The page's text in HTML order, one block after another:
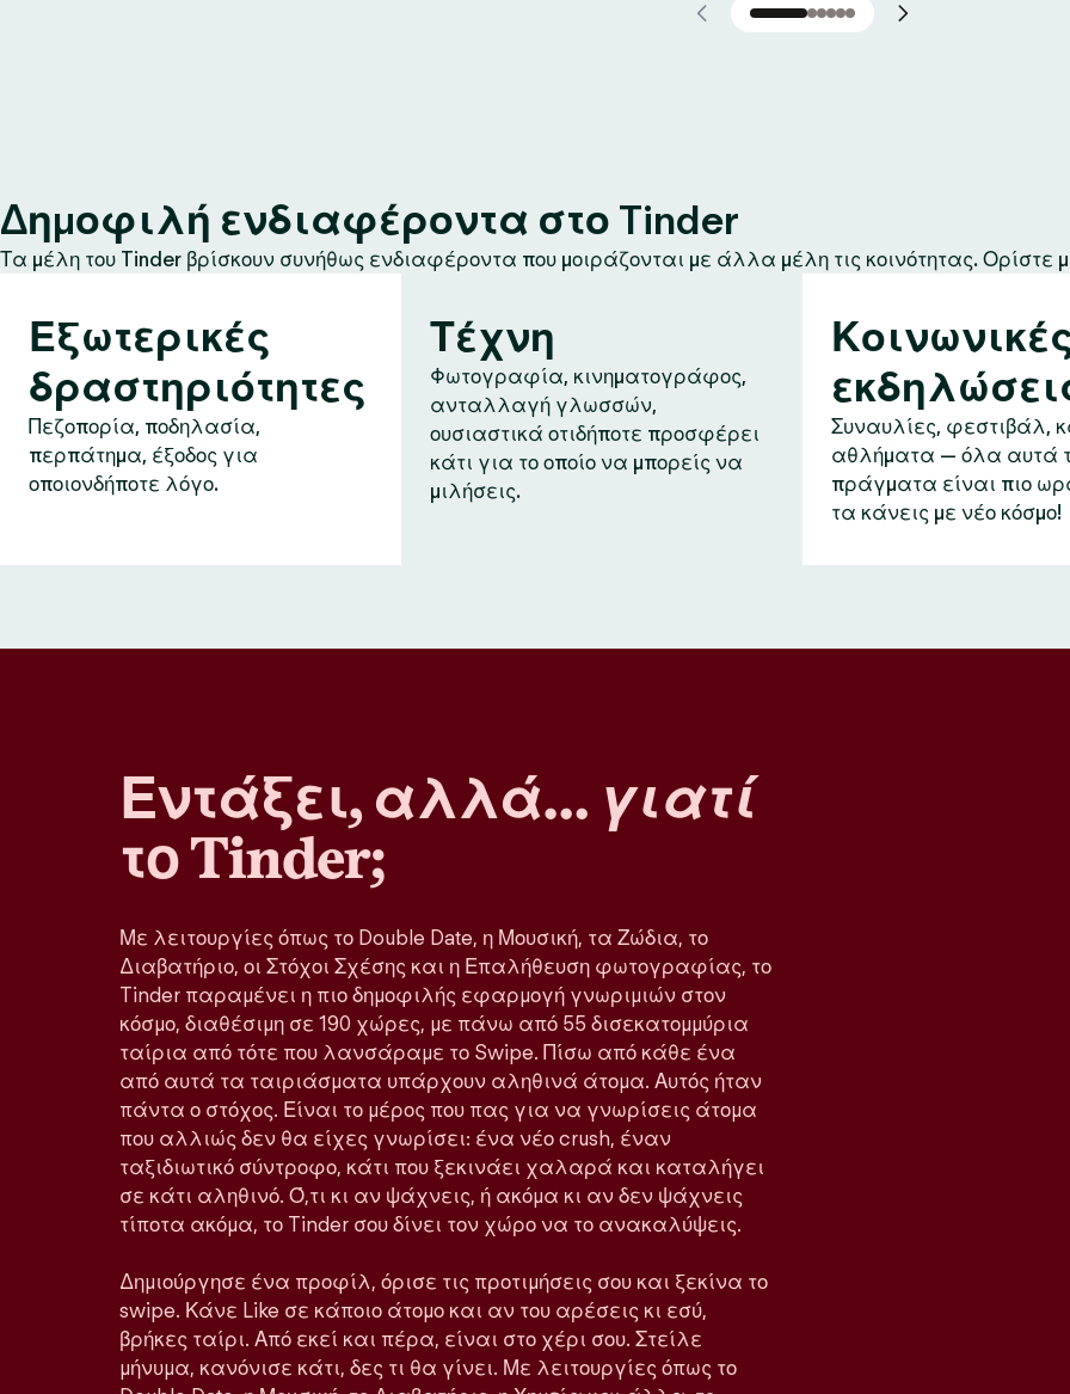
Δημοφιλή ενδιαφέροντα στο Tinder
Τα μέλη του Tinder βρίσκουν συνήθως ενδιαφέροντα που μοιράζονται με άλλα μέλη τις κοινότητας. Ορίστε
Εξωτερικές
δραστηριότητες
Πεζοπορία, ποδηλασία,
περπάτημα, έξοδος για
οποιονδήποτε λόγο.
Τέχνη
Φωτογραφία, κινηματογράφος,
ανταλλαγή γλωσσών,
ουσιαστικά οτιδήποτε προσφέρει
κάτι για το οποίο να μπορείς να
μιλήσεις.
Συναυλίες, φεστιβάλ,
αθλήματα — όλα αυτά
πράγματα είναι πιο
τα κάνεις με νέο κόσμο!
Εντάξει, αλλά…γιατί
το Tinder;
Με λειτουργίες όπως το Double Date, η Μουσική, τα Ζώδια, το
Διαβατήριο, οι Στόχοι Σχέσης και η Επαλήθευση φωτογραφίας, το
Tinder παραμένει η πιο δημοφιλής εφαρμογή γνωριμιών στον
κόσμο, διαθέσιμη σε 190 χώρες, με πάνω από 55 δισεκατομμύρια
ταίρια από τότε που λανσάραμε το Swipe. Πίσω από κάθε ένα
από αυτά τα ταιριάσματα υπάρχουν αληθινά άτομα. Αυτός ήταν
πάντα ο στόχος. Είναι το μέρος που πας για να γνωρίσεις άτομα
που αλλιώς δεν θα είχες γνωρίσει: ένα νέο crush, έναν
ταξιδιωτικό σύντροφο, κάτι που ξεκινάει χαλαρά και καταλήγει
σε κάτι αληθινό. Ό,τι κι αν ψάχνεις, ή ακόμα κι αν δεν ψάχνεις
τίποτα ακόμα, το Tinder σου δίνει τον χώρο να το ανακαλύψεις.
Δημιούργησε ένα προφίλ, όρισε τις προτιμήσεις σου και ξεκίνα το
swipe. Κάνε Like σε κάποιο άτομο και αν του αρέσεις κι εσύ,
βρήκες ταίρι. Από εκεί και πέρα, είναι στο χέρι σου. Στείλε
μήνυμα, κανόνισε κάτι, δες τι θα γίνει. Με λειτουργίες όπως το